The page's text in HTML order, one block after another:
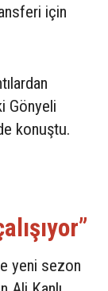
için
Gönyeli
konuştu.
yeni sezon